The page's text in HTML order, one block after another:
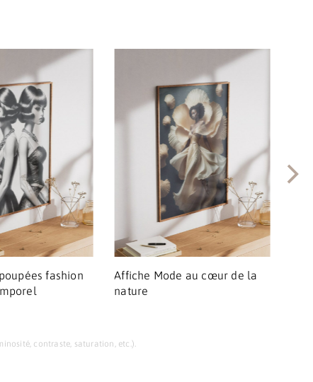
fashion
Affiche Mode au cœur de la
nature
contraste, saturation, etc.).